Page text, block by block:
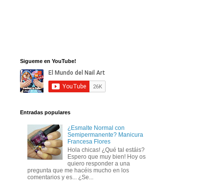
Sigueme en YouTube!
Entradas populares
¿Esmalte Normal con
Semipermanente? Manicura
Francesa Flores
Hola chicas! ¿Qué tal estáis?
Espero que muy bien! Hoy os
quiero responder a una
pregunta que me hacéis mucho en los
comentarios y es... ¿Se...